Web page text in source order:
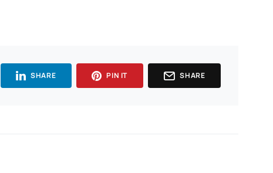
SHARE PIN IT SHARE